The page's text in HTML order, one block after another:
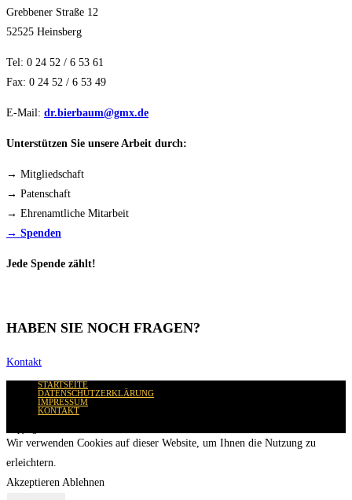
Grebbener Straße 12
52525 Heinsberg
Tel: 0 24 52 / 6 53 61
Fax: 0 24 52 / 6 53 49
E-Mail: dr.bierbaum@gmx.de
Unterstützen Sie unsere Arbeit durch:
→ Mitgliedschaft
→ Patenschaft
→ Ehrenamtliche Mitarbeit
→ Spenden
Jede Spende zählt!
HABEN SIE NOCH FRAGEN?
Kontakt
STARTSEITE
DATENSCHUTZERKLÄRUNG
IMPRESSUM
KONTAKT
Wir verwenden Cookies auf dieser Website, um Ihnen die Nutzung zu
erleichtern.
Akzeptieren Ablehnen